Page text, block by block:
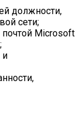
должности,
сети;
Microsoft
и